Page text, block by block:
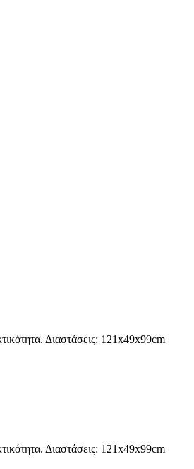
Διαστάσεις: 121x49x99cm
Διαστάσεις: 121x49x99cm